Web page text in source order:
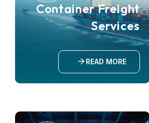
Container Freight
Services
READ MORE